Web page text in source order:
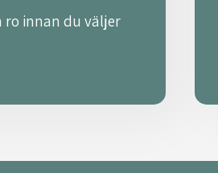
ro innan du väljer